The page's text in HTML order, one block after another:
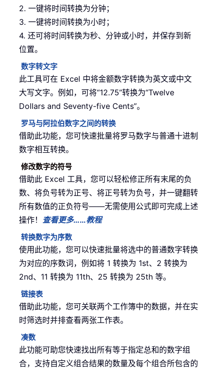
2. 一键将时间转换为分钟；
3. 一键将时间转换为小时；
4. 还可将时间转换为秒、分钟或小时，并保存到新
位置。
数字转文字
此工具可在 Excel 中将金额数字转换为英文或中文
大写文字。例如，可将“12.75”转换为“Twelve
Dollars and Seventy-five Cents”。
罗马与阿拉伯数字之间的转换
借助此功能，您可快速批量将罗马数字与普通十进制
数字相互转换。
修改数字的符号
借助此 Excel 工具，您可以轻松修正所有末尾的负
数、将负号转为正号、将正号转为负号，并一键翻转
所有数值的正负符号——无需使用公式即可完成上述
操作！ 查看更多……教程
转换数字为序数
使用此功能，您可以快速批量将选中的普通数字转换
为对应的序数词，例如将 1 转换为 1st、2 转换为
2nd、11 转换为 11th、25 转换为 25th 等。
链接表
借助此功能，您可关联两个工作簿中的数据，并在实
时筛选时并排查看两张工作表。
凑数
此功能可助您快速找出所有等于指定总和的数字组
合，支持自定义组合结果的数量及每个组合所包含的